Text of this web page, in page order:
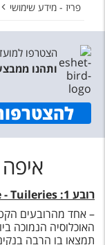
פריז - מידע שימושי
הצטרפו
ותהנו
איפה
רובע 1:
- Tuileries
– אחד מהרובעים
האוכלוסיה הנמוכה
תמצאו בו הרבה